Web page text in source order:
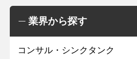
業界から探す
コンサル・シンクタンク